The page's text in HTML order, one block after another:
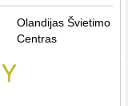
Olandijas Švietimo
Centras